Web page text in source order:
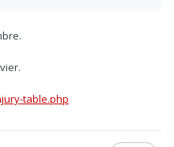
table.php